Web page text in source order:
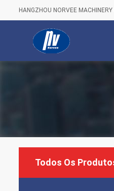
HANGZHOU NORVEE MACHINERY
Todos Os